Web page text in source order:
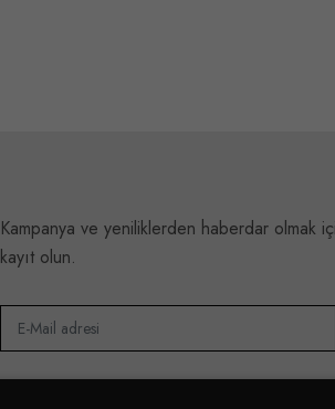
Kampanya ve yeniliklerden haberdar olmak
kayıt olun.